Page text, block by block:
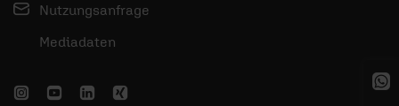
Nutzungsanfrage
Mediadaten